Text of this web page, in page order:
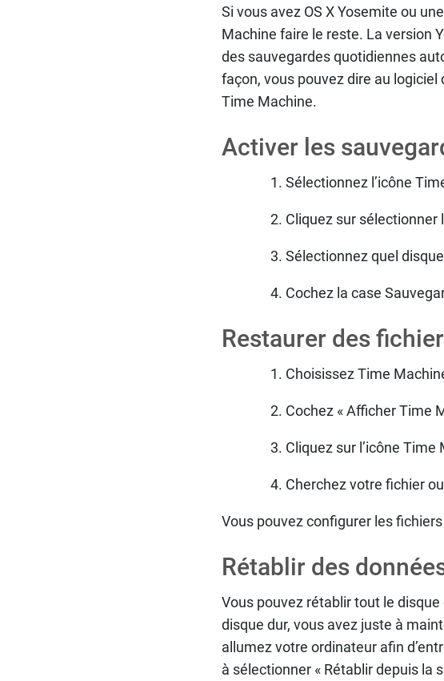
Si vous avez OS X Yosemite ou
Machine faire le reste. La version
des sauvegardes quotidiennes
façon, vous pouvez dire au
Time Machine.
Activer les
Sélectionnez l’icône
Cliquez sur sélectionner
Sélectionnez quel
Cochez la case
Restaurer des
Choisissez Time
Cochez « Afficher Time
Cliquez sur l’icône Time
Cherchez votre fichier
Vous pouvez configurer les
Rétablir des
Vous pouvez rétablir tout le
disque dur, vous avez juste à
allumez votre ordinateur afin
à sélectionner « Rétablir depuis la